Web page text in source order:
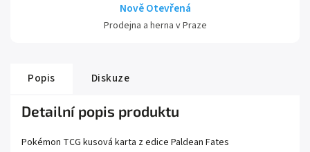
Nově Otevřená
Prodejna a herna v Praze
Popis Diskuze
Detailní popis produktu
Pokémon TCG kusová karta z edice Paldean Fates